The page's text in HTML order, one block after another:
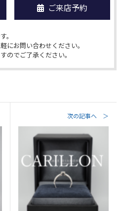
ご来店予約
。
にお問い合わせください。
のでご了承ください。
次の記事へ ＞